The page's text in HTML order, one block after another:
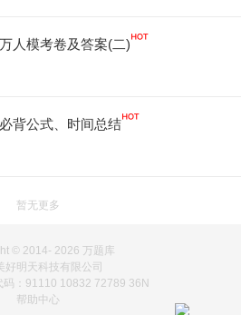
人模考卷及答案(二)
背公式、时间总结
暂无更多
© 2014- 2026 万题库
好明天科技有限公司
码：91110 10832 72789 36N
帮助中心